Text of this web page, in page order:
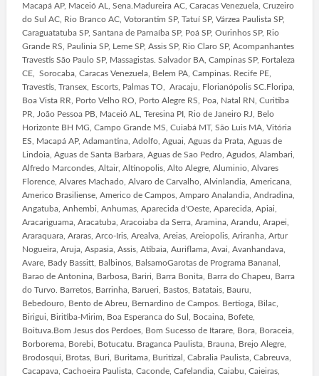
Macapá AP, Maceió AL, Sena.Madureira AC, Caracas Venezuela, Cruzeiro
do Sul AC, Rio Branco AC, Votorantim SP, Tatuí SP, Várzea Paulista SP,
Caraguatatuba SP, Santana de Parnaíba SP, Poá SP, Ourinhos SP, Rio
Grande RS, Paulinia SP, Leme SP, Assis SP, Rio Claro SP, Acompanhantes
Travestis São Paulo SP, Massagistas. Salvador BA, Campinas SP, Fortaleza
CE, Sorocaba, Caracas Venezuela, Belem PA, Campinas. Recife PE,
Travestis, Transex, Escorts, Palmas TO, Aracaju, Florianópolis SC.Floripa,
Boa Vista RR, Porto Velho RO, Porto Alegre RS, Poa, Natal RN, Curitiba
PR, João Pessoa PB, Maceió AL, Teresina PI, Rio de Janeiro RJ, Belo
Horizonte BH MG, Campo Grande MS, Cuiabá MT, São Luis MA, Vitória
ES, Macapá AP, Adamantina, Adolfo, Aguai, Aguas da Prata, Aguas de
Lindoia, Aguas de Santa Barbara, Aguas de Sao Pedro, Agudos, Alambari,
Alfredo Marcondes, Altair, Altinopolis, Alto Alegre, Aluminio, Alvares
Florence, Alvares Machado, Alvaro de Carvalho, Alvinlandia, Americana,
Americo Brasiliense, Americo de Campos, Amparo Analandia, Andradina,
Angatuba, Anhembi, Anhumas, Aparecida d'Oeste, Aparecida, Apiai,
Aracariguama, Aracatuba, Aracoiaba da Serra, Aramina, Arandu, Arapei,
Araraquara, Araras, Arco-Iris, Arealva, Areias, Areiopolis, Ariranha, Artur
Nogueira, Aruja, Aspasia, Assis, Atibaia, Auriflama, Avai, Avanhandava,
Avare, Bady Bassitt, Balbinos, BalsamoGarotas de Programa Bananal,
Barao de Antonina, Barbosa, Bariri, Barra Bonita, Barra do Chapeu, Barra
do Turvo. Barretos, Barrinha, Barueri, Bastos, Batatais, Bauru,
Bebedouro, Bento de Abreu, Bernardino de Campos. Bertioga, Bilac,
Birigui, Biritiba-Mirim, Boa Esperanca do Sul, Bocaina, Bofete,
Boituva.Bom Jesus dos Perdoes, Bom Sucesso de Itarare, Bora, Boraceia,
Borborema, Borebi, Botucatu. Braganca Paulista, Brauna, Brejo Alegre,
Brodosqui, Brotas, Buri, Buritama, Buritizal, Cabralia Paulista, Cabreuva,
Cacapava, Cachoeira Paulista, Caconde, Cafelandia, Caiabu, Caieiras,